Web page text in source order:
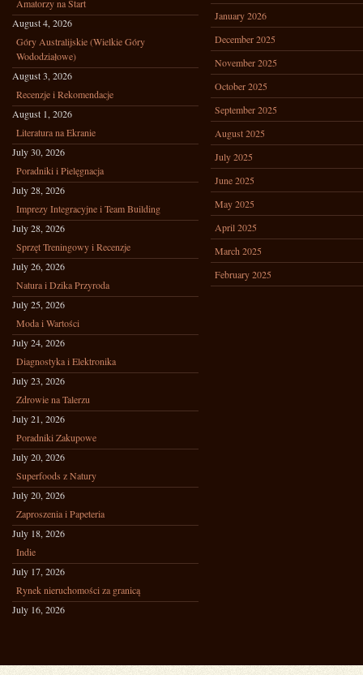
Amatorzy na Start
August 4, 2026
Góry Australijskie (Wielkie Góry
Wododziałowe)
August 3, 2026
Recenzje i Rekomendacje
August 1, 2026
Literatura na Ekranie
July 30, 2026
Poradniki i Pielęgnacja
July 28, 2026
Imprezy Integracyjne i Team Building
July 28, 2026
Sprzęt Treningowy i Recenzje
July 26, 2026
Natura i Dzika Przyroda
July 25, 2026
Moda i Wartości
July 24, 2026
Diagnostyka i Elektronika
July 23, 2026
Zdrowie na Talerzu
July 21, 2026
Poradniki Zakupowe
July 20, 2026
Superfoods z Natury
July 20, 2026
Zaproszenia i Papeteria
July 18, 2026
Indie
July 17, 2026
Rynek nieruchomości za granicą
July 16, 2026
January 2026
December 2025
November 2025
October 2025
September 2025
August 2025
July 2025
June 2025
May 2025
April 2025
March 2025
February 2025